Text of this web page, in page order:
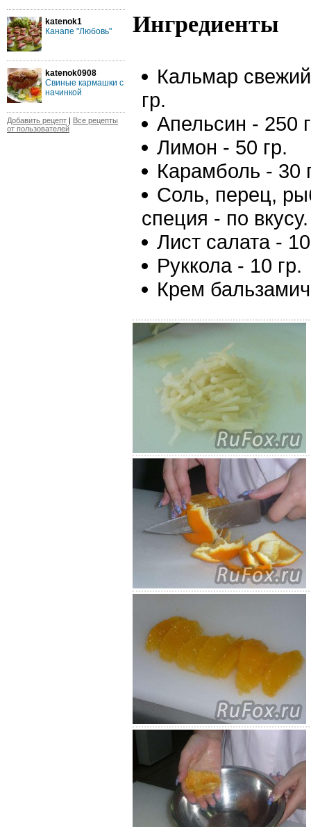
katenok1
Канапе "Любовь"
katenok0908
Свиные кармашки с
начинкой
Добавить рецепт | Все рецепты
от пользователей
Ингредиенты
Кальмар
гр.
Апельсин - 250
Лимон - 50 гр.
Карамболь - 30
Соль, перец,
специя - по вкусу.
Лист салата -
Руккола - 10 гр.
Крем